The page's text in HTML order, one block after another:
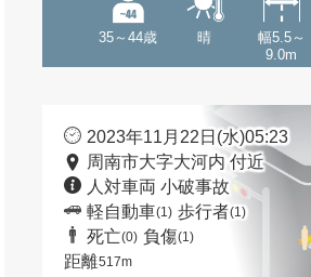
35～44歳 晴
幅5.5～
9.0m
2023年11月22日(水)05:23
周南市大字大河内 付近
人対車両 小破事故
軽自動車(1) 歩行者(1)
死亡(0) 負傷(1)
距離517m